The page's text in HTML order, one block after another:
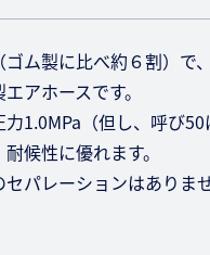
ゴム製に比べ約６割）で
アホースです。
力1.0MPa（但し、呼び
候性に優れます。
セパレーションはありませ